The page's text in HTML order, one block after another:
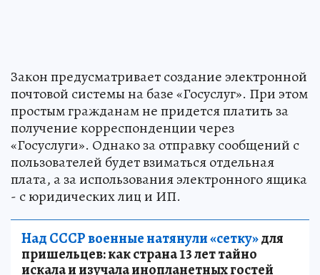
Закон предусматривает создание электронной
почтовой системы на базе «Госуслуг». При этом
простым гражданам не придется платить за
получение корреспонденции через
«Госуслуги». Однако за отправку сообщений с
пользователей будет взиматься отдельная
плата, а за использования электронного ящика
- с юридических лиц и ИП.
Над СССР военные натянули «сетку»для
пришельцев: как страна 13 лет тайно
искала и изучала инопланетных гостей